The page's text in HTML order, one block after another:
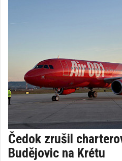
Čedok zrušil
Budějovic na Krétu